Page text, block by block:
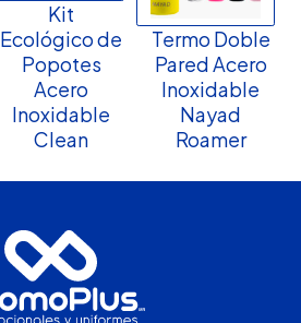
Kit
Ecológico de
Popotes
Acero
Inoxidable
Clean
Termo Doble
Pared Acero
Inoxidable
Nayad
Roamer